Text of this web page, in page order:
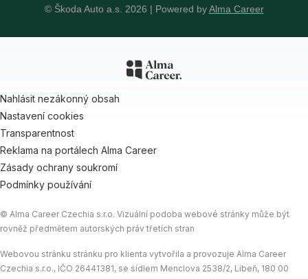
© Škoda Auto a.s. 2026 | Powered byAlma Career
Nahlásit nezákonný obsah
Nastavení cookies
Transparentnost
Reklama na portálech Alma Career
Zásady ochrany soukromí
Podmínky používání
© Alma Career Czechia s.r.o. Vizuální podoba webové stránky může být
rovněž předmětem autorských práv třetích stran
Webovou stránku stránku pro klienta vytvořila a provozuje Alma Career
Czechia s.r.o., IČO 26441381, se sídlem Menclova 2538/2, Libeň, 180 00